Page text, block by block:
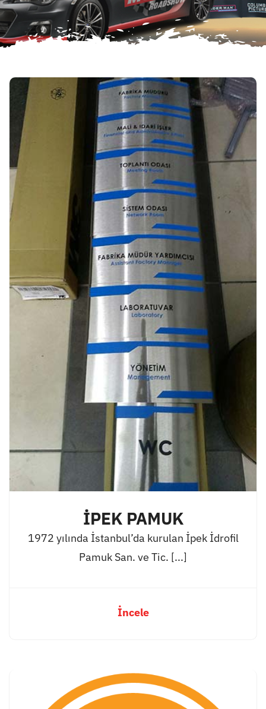
İPEK PAMUK
1972 yılında İstanbul’da kurulan İpek İdrofil
Pamuk San. ve Tic. [...]
İncele